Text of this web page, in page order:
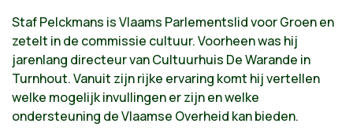
Staf Pelckmans is Vlaams Parlementslid voor Groen en
zetelt in de commissie cultuur. Voorheen was hij
jarenlang directeur van Cultuurhuis De Warande in
Turnhout. Vanuit zijn rijke ervaring komt hij vertellen
welke mogelijk invullingen er zijn en welke
ondersteuning de Vlaamse Overheid kan bieden.